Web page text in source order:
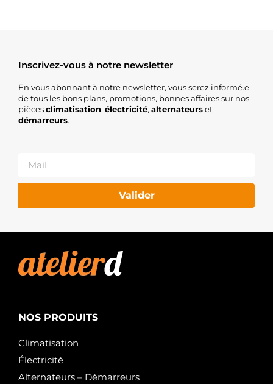
Inscrivez-vous à notre newsletter
En vous abonnant à notre newsletter, vous serez informé.e
de tous les bons plans, promotions, bonnes affaires sur nos
piècesclimatisation, électricité, alternateurset
démarreurs.
Valider
NOS PRODUITS
Climatisation
Électricité
Alternateurs – Démarreurs